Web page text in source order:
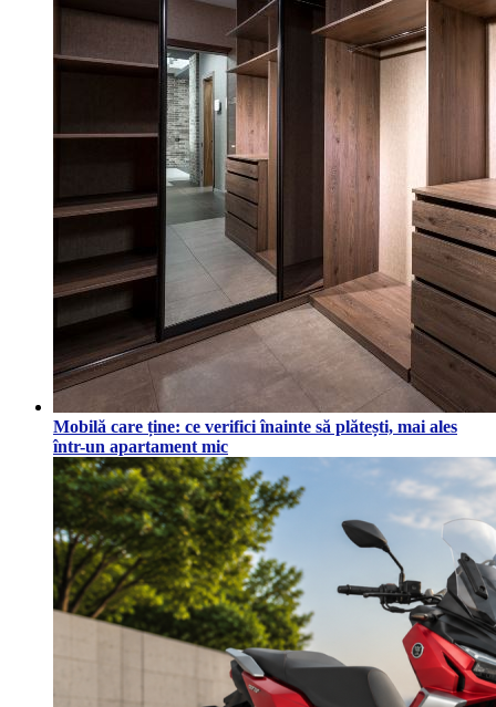
Mobilă care ține: ce verifici înainte să plătești, mai ales
într-un apartament mic